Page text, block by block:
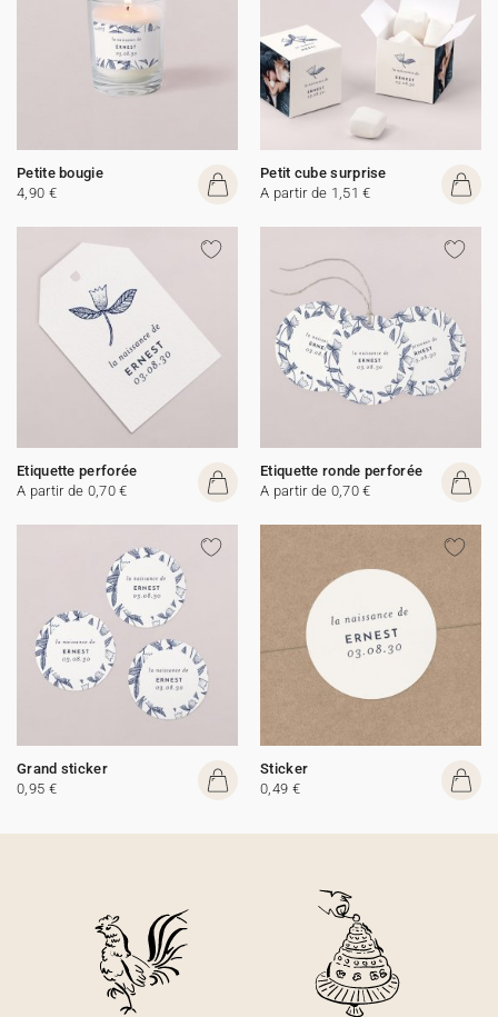
Petite bougie
4,90 €
Petit cube surprise
A partir de 1,51 €
Etiquette perforée
A partir de 0,70 €
Etiquette ronde perforée
A partir de 0,70 €
Grand sticker
0,95 €
Sticker
0,49 €